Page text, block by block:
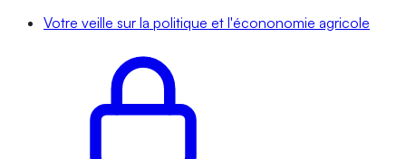
Votre veille sur la politique et l'écononomie agricole